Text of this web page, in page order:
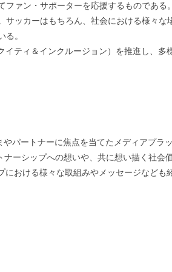
ァン・サポーターを応援するものであ
ッカーはもちろん、社会における様々
。
ティ＆インクルージョン）を推進し、多
パートナーに焦点を当てたメディアプラ
ーシップへの想いや、共に想い描く社
おける様々な取組みやメッセージなども